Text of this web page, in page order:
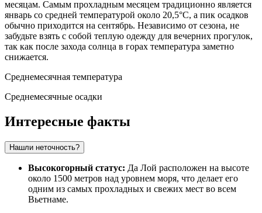
месяцам. Самым прохладным месяцем традиционно является
январь со средней температурой около 20,5°C, а пик осадков
обычно приходится на сентябрь. Независимо от сезона, не
забудьте взять с собой теплую одежду для вечерних прогулок,
так как после захода солнца в горах температура заметно
снижается.
Среднемесячная температура
Среднемесячные осадки
Интересные факты
Нашли неточность?
Высокогорный статус: Да Лой расположен на высоте
около 1500 метров над уровнем моря, что делает его
одним из самых прохладных и свежих мест во всем
Вьетнаме.